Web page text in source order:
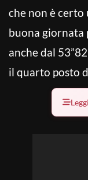
che non è certo
buona giornata
anche dal
il quarto posto